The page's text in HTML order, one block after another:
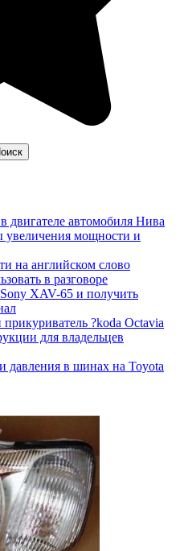
автомобиля Нива
мощности и
на английском слово
в разговоре
XAV-65 и получить
?koda Octavia
для владельцев
давления в шинах на Toyota